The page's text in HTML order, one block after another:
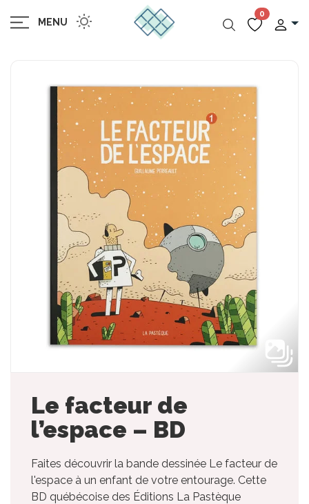
MENU
0
Le facteur de
l’espace – BD
Faites découvrir la bande dessinée Le facteur de
l'espace à un enfant de votre entourage. Cette
BD québécoise des Éditions La Pastèque